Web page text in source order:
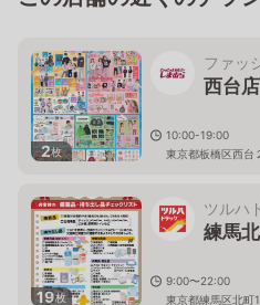
2枚
ファッ
西台店
10:00-19:00
東京都板橋区西台
19枚
ツルハ
練馬
9:00〜22:00
東京都練馬区北